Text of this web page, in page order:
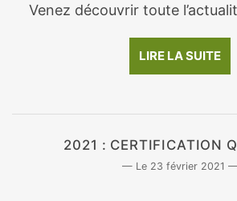
Venez découvrir toute
LIRE LA SUITE
2021 : CERTIFICATION
23 février 2021